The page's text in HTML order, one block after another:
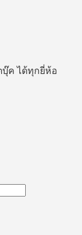
ค ได้ทุกยี่ห้อ